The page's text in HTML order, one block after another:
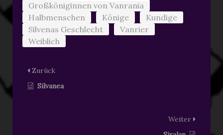
Großköniginnen von Vanrania
Halbmenschen
Könige
Kundige
Silvenas Geschlecht
Vanrier
Weiblich
Zurück
Silvanea
Weiter